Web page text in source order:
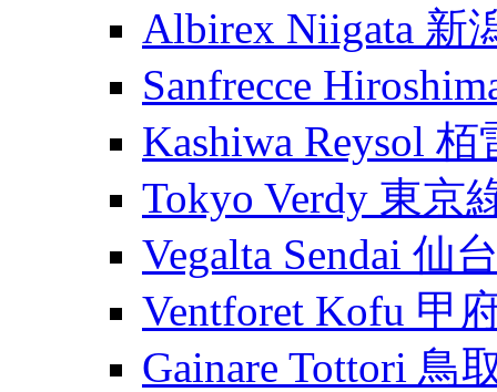
Albirex Niigata 新
Sanfrecce
Kashiwa Reysol
Tokyo Verdy 東京
Vegalta Sendai 仙
Ventforet Kofu 甲
Gainare Tottori 鳥